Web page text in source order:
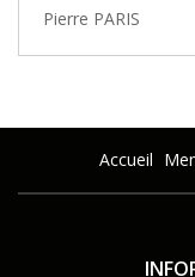
Pierre PARIS
Accueil